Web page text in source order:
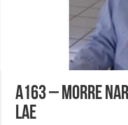
A163 – Morre
LAE